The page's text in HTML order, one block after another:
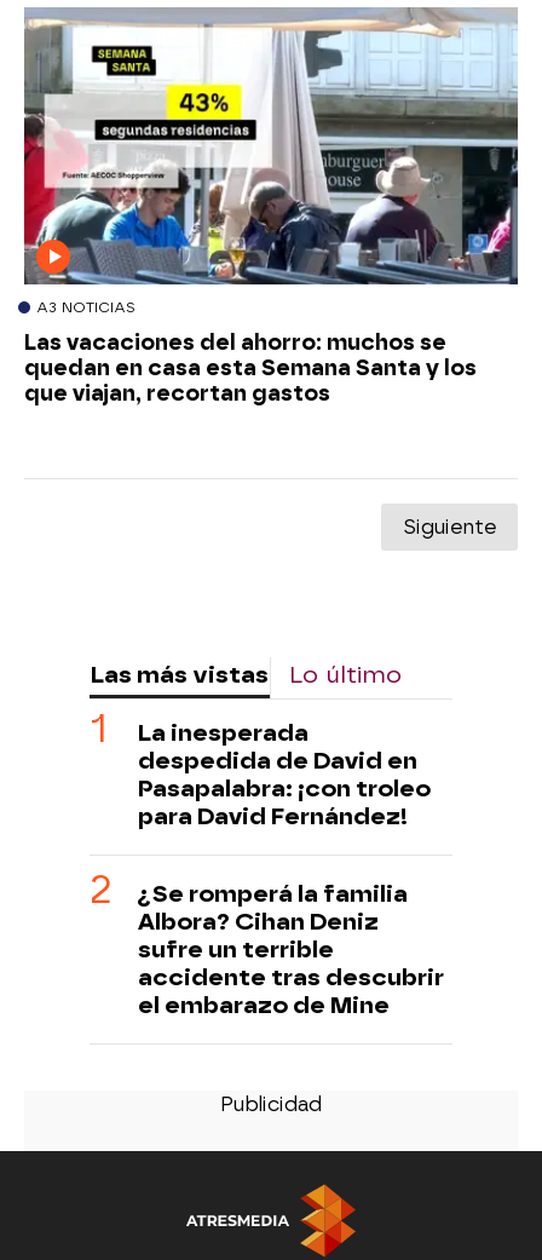
A3 NOTICIAS
Las vacaciones del ahorro: muchos se
quedan en casa esta Semana Santa y los
que viajan, recortan gastos
Siguiente
Las más vistas Lo último
La inesperada
despedida de David en
Pasapalabra: ¡con troleo
para David Fernández!
¿Se romperá la familia
Albora? Cihan Deniz
sufre un terrible
accidente tras descubrir
el embarazo de Mine